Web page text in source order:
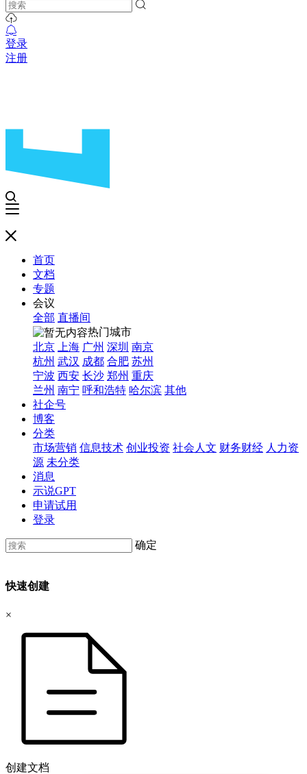
登录
注册
首页
文档
专题
会议
全部 直播间
热门城市
北京
上海 广州 深圳 南京
杭州 武汉 成都 合肥 苏州
宁波 西安 长沙 郑州 重庆
兰州 南宁 呼和浩特 哈尔滨 其他
社企号
博客
分类
市场营销 信息技术 创业投资 社会人文 财务财经 人力资
源 未分类
消息
示说GPT
申请试用
登录
确定
快速创建
×
创建文档